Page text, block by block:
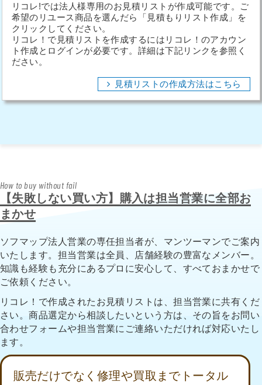
リコレ!では法人様専用のお見積リストが作成可能です。ご
希望のリユース商品を選んだら「見積もりリスト作成」を
クリックしてください。
リコレ！で見積リストを作成するにはリコレ！のアカウン
ト作成とログインが必要です。詳細は下記リンクを参照く
ださい。
見積リストの作成方法はこちら
How to buy without fail
【失敗しない買い方】購入は担当営業に全部お
まかせ
ソフマップ法人営業の専任担当者が、マンツーマンでご案内
いたします。担当営業は全員、店舗経験の豊富なメンバー。
知識も経験も充分にあるプロに安心して、すべておまかせで
ご依頼ください。
リコレ！で作成されたお見積リストは、担当営業に共有くだ
さい。商品選定から相談したいという方は、その旨をお問い
合わせフォームや担当営業にご連絡いただければ対応いたし
ます。
販売だけでなく修理や買取までトータル